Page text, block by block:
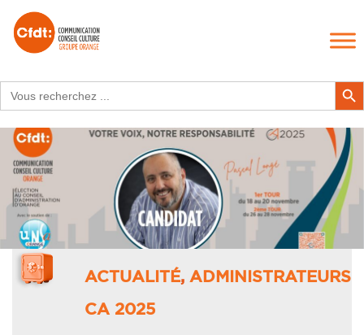
for:
Search
ACTUALITÉ, ADMINISTRATEURS
CA 2025